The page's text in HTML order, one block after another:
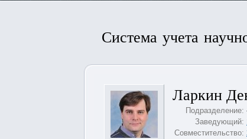
Система учета
Ларкин
Подразделение:
Заведующий:
Совместительство: